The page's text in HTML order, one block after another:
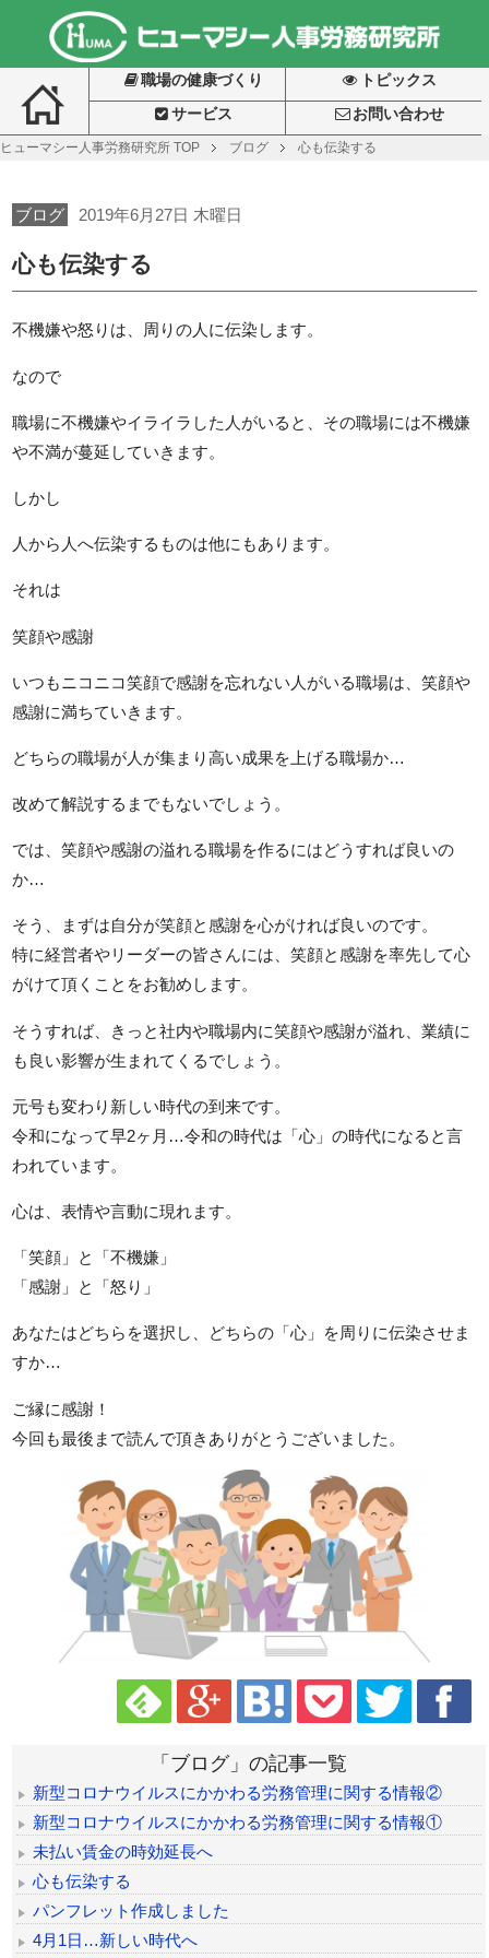
職場の健康づくり トピックス
サービス お問い合わせ
ヒューマシー人事労務研究所 TOP ブログ 心も伝染する
ブログ 2019年6月27日 木曜日
心も伝染する
不機嫌や怒りは、周りの人に伝染します。
なので
職場に不機嫌やイライラした人がいると、その職場には不機嫌
や不満が蔓延していきます。
しかし
人から人へ伝染するものは他にもあります。
それは
笑顔や感謝
いつもニコニコ笑顔で感謝を忘れない人がいる職場は、笑顔や
感謝に満ちていきます。
どちらの職場が人が集まり高い成果を上げる職場か…
改めて解説するまでもないでしょう。
では、笑顔や感謝の溢れる職場を作るにはどうすれば良いの
か…
そう、まずは自分が笑顔と感謝を心がければ良いのです。
特に経営者やリーダーの皆さんには、笑顔と感謝を率先して心
がけて頂くことをお勧めします。
そうすれば、きっと社内や職場内に笑顔や感謝が溢れ、業績に
も良い影響が生まれてくるでしょう。
元号も変わり新しい時代の到来です。
令和になって早2ヶ月…令和の時代は「心」の時代になると言
われています。
心は、表情や言動に現れます。
「笑顔」と「不機嫌」
「感謝」と「怒り」
あなたはどちらを選択し、どちらの「心」を周りに伝染させま
すか…
ご縁に感謝！
今回も最後まで読んで頂きありがとうございました。
「ブログ」の記事一覧
新型コロナウイルスにかかわる労務管理に関する情報②
新型コロナウイルスにかかわる労務管理に関する情報①
未払い賃金の時効延長へ
心も伝染する
パンフレット作成しました
4月1日…新しい時代へ